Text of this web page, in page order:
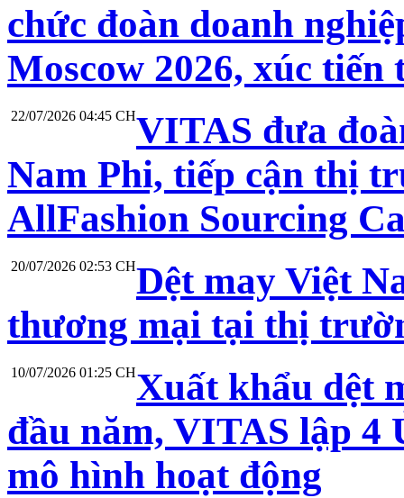
chức đoàn doanh
Moscow 2026, xúc
22/07/2026 04:45 CHVITAS đưa
Nam Phi, tiếp cận thị
AllFashion Sourcing
20/07/2026 02:53 CHDệt may Việt
thương mại tại thị
10/07/2026 01:25 CHXuất khẩu dệt
đầu năm, VITAS lập 4
mô hình hoạt động